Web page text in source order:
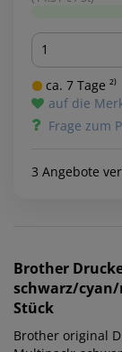
Menge
ca. 7 Tage ²⁾
auf die
Frage zum
3 Angebote
Brother
schwarz/cyan/
Stück
Brother original